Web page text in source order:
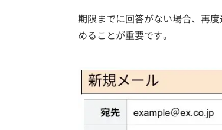
期限までに回答がない場合、再
めることが重要です。